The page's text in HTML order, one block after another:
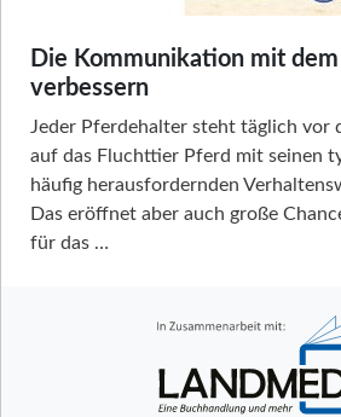
Die Kommunikation mit dem
verbessern
Jeder Pferdehalter steht täglich vor
auf das Fluchttier Pferd mit seinen
häufig herausfordernden
Das eröffnet aber auch große
für das …